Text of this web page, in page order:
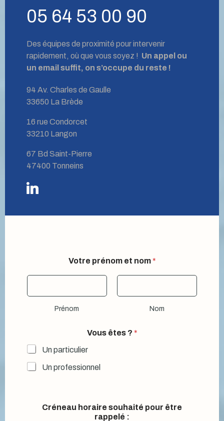
05 64 53 00 90
Des équipes de proximité pour intervenir
rapidement, où que vous soyez ! Un appel ou
un email suffit, on s’occupe du reste !
94 Av. Charles de Gaulle
33650 La Brède
16 rue Condorcet
33210 Langon
67 Bd Saint-Pierre
47400 Tonneins
Votre prénom et nom *
Prénom Nom
o
o
Vous êtes ? *
Un particulier
Un professionnel
Créneau horaire souhaité pour être
rappelé :